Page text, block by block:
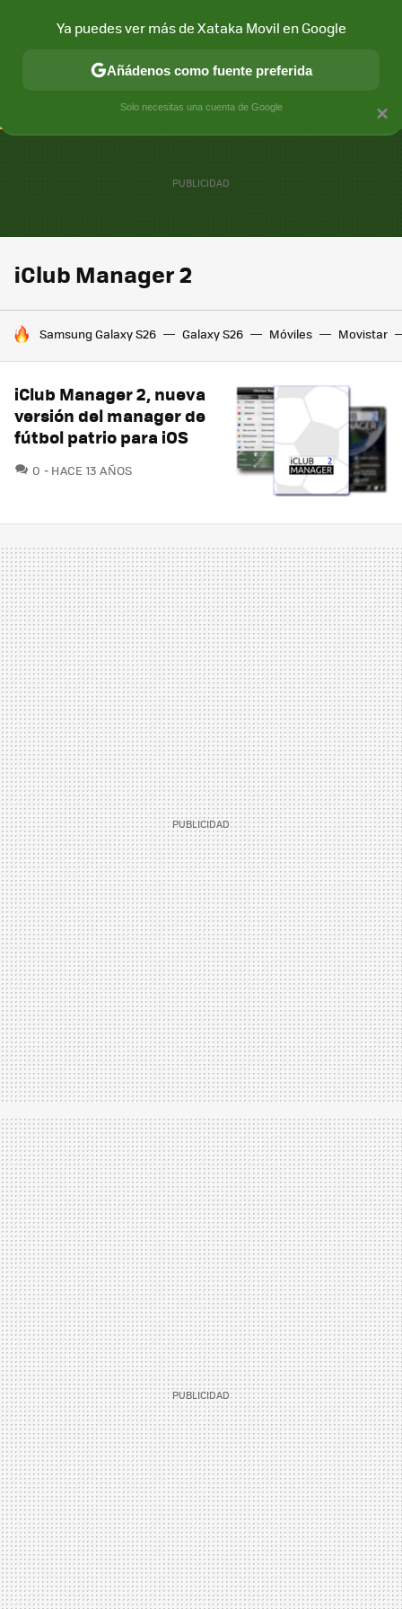
CONECTIVIDAD MÓVIL Y SOCIEDAD APLICACIONES
iClub Manager 2
HOY SE HABLA DE
Samsung Galaxy S26 Galaxy S26 Móviles Movistar
iClub Manager 2, nueva
versión del manager de
fútbol patrio para iOS
0 COMENTARIOS
HACE 13 AÑOS
×
Ya puedes ver más de Xataka Movil en Google
Añádenos como fuente preferida
Solo necesitas una cuenta de Google